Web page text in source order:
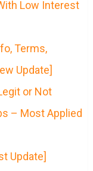
Low Interest
Terms,
Update]
or Not
– Most Applied
Update]